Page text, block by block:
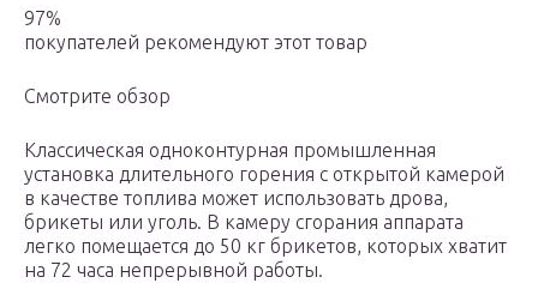
97%
покупателей рекомендуют этот товар
Смотрите обзор
Классическая одноконтурная промышленная
установка длительного горения с открытой камерой
в качестве топлива может использовать дрова,
брикеты или уголь. В камеру сгорания аппарата
легко помещается до 50 кг брикетов, которых хватит
на 72 часа непрерывной работы.